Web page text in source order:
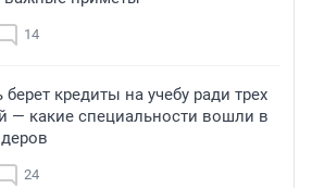
14
кредиты на учебу ради трех
— какие специальности вошли в
24